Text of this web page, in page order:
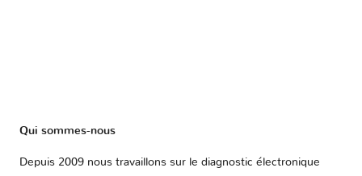
Qui sommes-nous
Depuis 2009 nous travaillons sur le diagnostic électronique